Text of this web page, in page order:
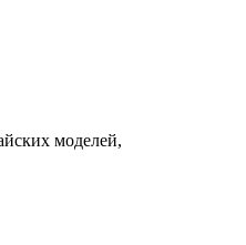
моделей,